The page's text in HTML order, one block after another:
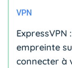
VPN
empreinte
connecter à